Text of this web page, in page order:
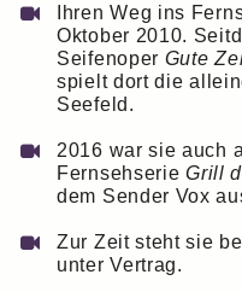
Ihren Weg ins
Oktober 2010.
Seifenoper Gute
spielt dort die
Seefeld.
2016 war sie auch
FernsehserieGrill
dem Sender Vox
Zur Zeit steht sie
unter Vertrag.